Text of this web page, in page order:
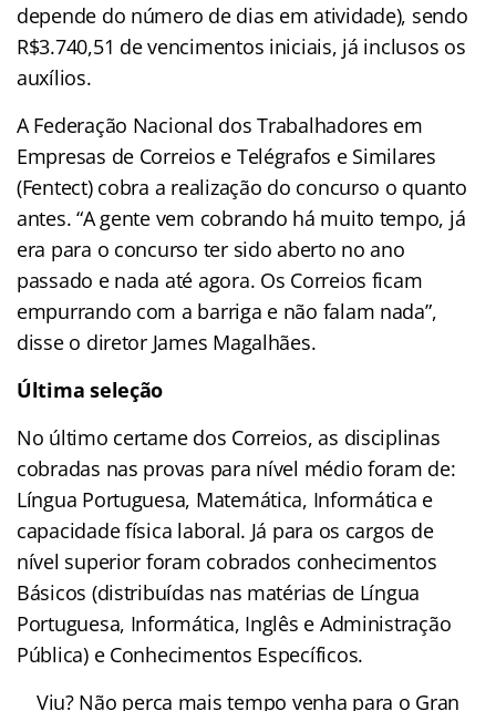
depende do número de dias em atividade), sendo
R$3.740,51 de vencimentos iniciais, já inclusos os
auxílios.
A Federação Nacional dos Trabalhadores em
Empresas de Correios e Telégrafos e Similares
(Fentect) cobra a realização do concurso o quanto
antes. “A gente vem cobrando há muito tempo, já
era para o concurso ter sido aberto no ano
passado e nada até agora. Os Correios ficam
empurrando com a barriga e não falam nada”,
disse o diretor James Magalhães.
Última seleção
No último certame dos Correios, as disciplinas
cobradas nas provas para nível médio foram de:
Língua Portuguesa, Matemática, Informática e
capacidade física laboral. Já para os cargos de
nível superior foram cobrados conhecimentos
Básicos (distribuídas nas matérias de Língua
Portuguesa, Informática, Inglês e Administração
Pública) e Conhecimentos Específicos.
Viu? Não perca mais tempo venha para o Gran